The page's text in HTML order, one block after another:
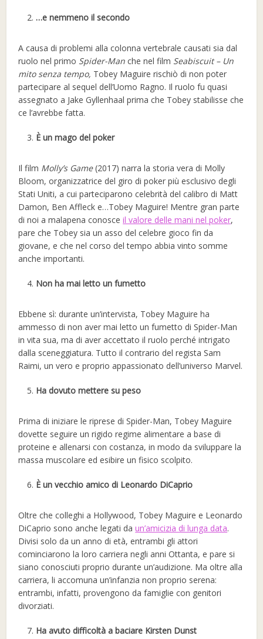
…e nemmeno il secondo
A causa di problemi alla colonna vertebrale causati sia dal
ruolo nel primo Spider-Man che nel film Seabiscuit – Un
mito senza tempo, Tobey Maguire rischiò di non poter
partecipare al sequel dell’Uomo Ragno. Il ruolo fu quasi
assegnato a Jake Gyllenhaal prima che Tobey stabilisse che
ce l’avrebbe fatta.
È un mago del poker
Il film Molly’s Game(2017) narra la storia vera di Molly
Bloom, organizzatrice del giro di poker più esclusivo degli
Stati Uniti, a cui parteciparono celebrità del calibro di Matt
Damon, Ben Affleck e…Tobey Maguire! Mentre gran parte
di noi a malapena conosceil valore delle mani nel poker,
pare che Tobey sia un asso del celebre gioco fin da
giovane, e che nel corso del tempo abbia vinto somme
anche importanti.
Non ha mai letto un fumetto
Ebbene sì: durante un’intervista, Tobey Maguire ha
ammesso di non aver mai letto un fumetto di Spider-Man
in vita sua, ma di aver accettato il ruolo perché intrigato
dalla sceneggiatura. Tutto il contrario del regista Sam
Raimi, un vero e proprio appassionato dell’universo Marvel.
Ha dovuto mettere su peso
Prima di iniziare le riprese di Spider-Man, Tobey Maguire
dovette seguire un rigido regime alimentare a base di
proteine e allenarsi con costanza, in modo da sviluppare la
massa muscolare ed esibire un fisico scolpito.
È un vecchio amico di Leonardo DiCaprio
Oltre che colleghi a Hollywood, Tobey Maguire e Leonardo
DiCaprio sono anche legati daun’amicizia di lunga data.
Divisi solo da un anno di età, entrambi gli attori
cominciarono la loro carriera negli anni Ottanta, e pare si
siano conosciuti proprio durante un’audizione. Ma oltre alla
carriera, li accomuna un’infanzia non proprio serena:
entrambi, infatti, provengono da famiglie con genitori
divorziati.
Ha avuto difficoltà a baciare Kirsten Dunst